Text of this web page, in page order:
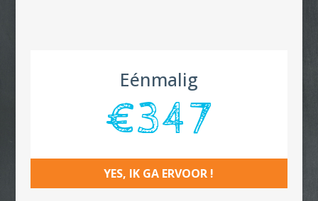
Eénmalig
€347
YES, IK GA ERVOOR !